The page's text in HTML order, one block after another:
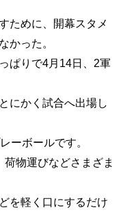
ために、開幕スタメ
かった。
ぱりで4月14日、2軍
にかく試合へ出場し
ーボールです。
物運びなどさまざま
を軽く口にするだけ